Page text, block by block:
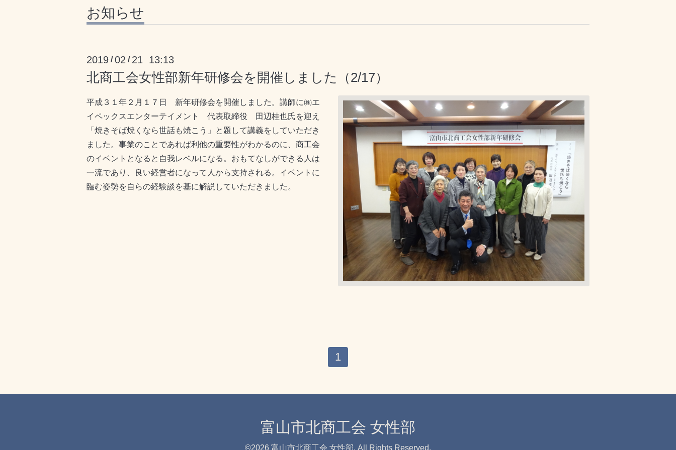
お知らせ
2019 /02 / 21 13:13
北商工会女性部新年研修会を開催しました（2/17）
平成３１年２月１７日 新年研修会を開催しました。講師に㈱エ
イペックスエンターテイメント 代表取締役 田辺桂也氏を迎え
「焼きそば焼くなら世話も焼こう」と題して講義をしていただき
ました。事業のことであれば利他の重要性がわかるのに、商工会
のイベントとなると自我レベルになる。おもてなしができる人は
一流であり、良い経営者になって人から支持される。イベントに
臨む姿勢を自らの経験談を基に解説していただきました。
1
富山市北商工会 女性部
©2026 富山市北商工会 女性部. All Rights Reserved.